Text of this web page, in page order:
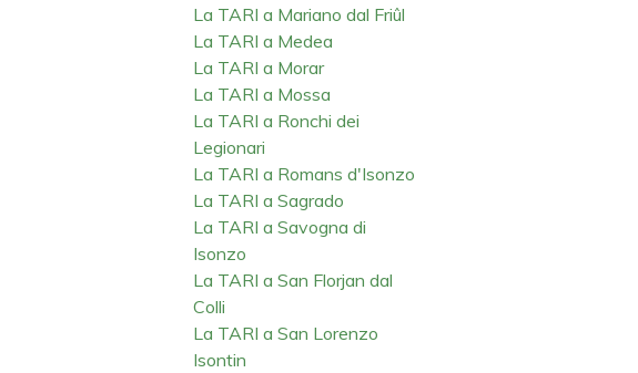
La TARI a Mariano dal Friûl
La TARI a Medea
La TARI a Morar
La TARI a Mossa
La TARI a Ronchi dei
Legionari
La TARI a Romans d'Isonzo
La TARI a Sagrado
La TARI a Savogna di
Isonzo
La TARI a San Florjan dal
Colli
La TARI a San Lorenzo
Isontin